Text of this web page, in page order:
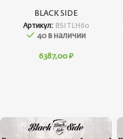
BLACK SIDE
Артикул: BSITLH60
40 в наличии
6387,00 ₽